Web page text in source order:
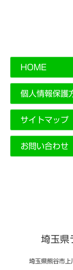
HOME
個人情報保護
サイトマップ
お問い合わせ
埼玉県
埼玉県熊谷市